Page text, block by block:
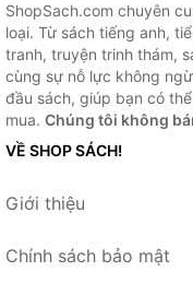
ShopSach.com chuyên
loại. Từ sách tiếng anh,
tranh, truyện trinh thám,
cùng sự nỗ lực không
đầu sách, giúp bạn có
mua. Chúng tôi không
VỀ SHOP SÁCH!
Giới thiệu
Chính sách bảo mật